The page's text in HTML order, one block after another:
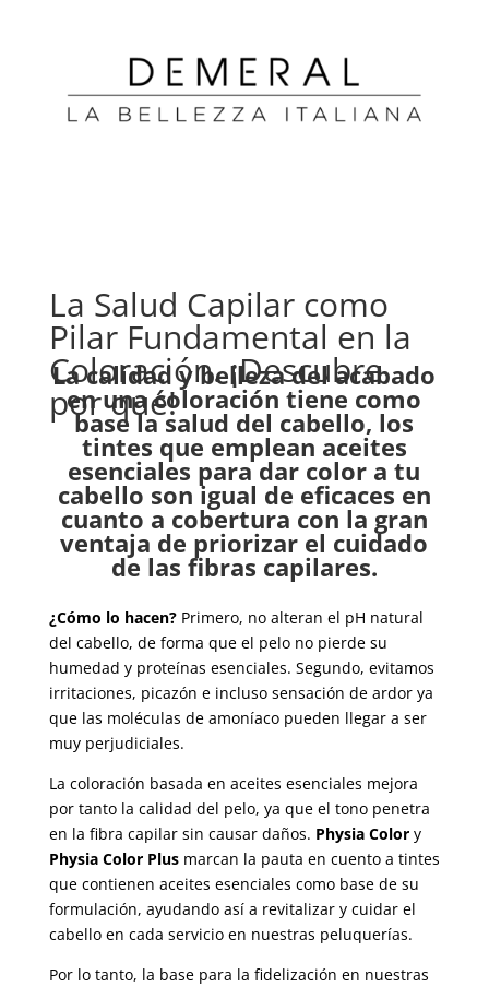
La Salud Capilar como
Pilar Fundamental en la
Coloración. ¡Descubre
por qué!
La calidad y belleza del acabado
en una coloración tiene como
base la salud del cabello, los
tintes que emplean aceites
esenciales para dar color a tu
cabello son igual de eficaces en
cuanto a cobertura con la gran
ventaja de priorizar el cuidado
de las fibras capilares.
¿Cómo lo hacen?Primero, no alteran el pH natural
del cabello, de forma que el pelo no pierde su
humedad y proteínas esenciales. Segundo, evitamos
irritaciones, picazón e incluso sensación de ardor ya
que las moléculas de amoníaco pueden llegar a ser
muy perjudiciales.
La coloración basada en aceites esenciales mejora
por tanto la calidad del pelo, ya que el tono penetra
en la fibra capilar sin causar daños. Physia Colory
Physia Color Plus marcan la pauta en cuento a tintes
que contienen aceites esenciales como base de su
formulación, ayudando así a revitalizar y cuidar el
cabello en cada servicio en nuestras peluquerías.
Por lo tanto, la base para la fidelización en nuestras